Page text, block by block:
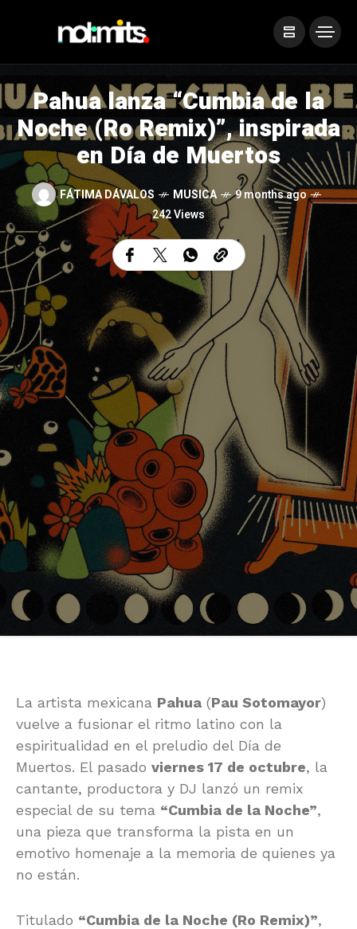
Pahua lanza “Cumbia de la
Noche (Ro Remix)”, inspirada
en Día de Muertos
FÁTIMA DÁVALOS MUSICA
9 months ago
242 Views
La artista mexicana Pahua (Pau Sotomayor)
vuelve a fusionar el ritmo latino con la
espiritualidad en el preludio del Día de
Muertos. El pasado viernes 17 de octubre, la
cantante, productora y DJ lanzó un remix
especial de su tema “Cumbia de la Noche”,
una pieza que transforma la pista en un
emotivo homenaje a la memoria de quienes ya
no están.
Titulado “Cumbia de la Noche (Ro Remix)”,